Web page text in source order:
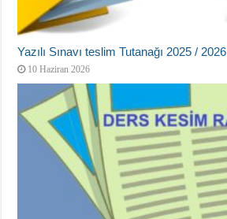
Yazılı Sınavı teslim Tutanağı 2025 / 2026
10 Haziran 2026